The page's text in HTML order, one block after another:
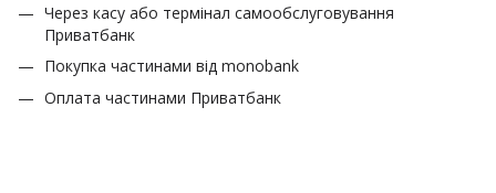
Через касу або термінал самообслуговування
Приватбанк
Покупка частинами від monobank
Оплата частинами Приватбанк